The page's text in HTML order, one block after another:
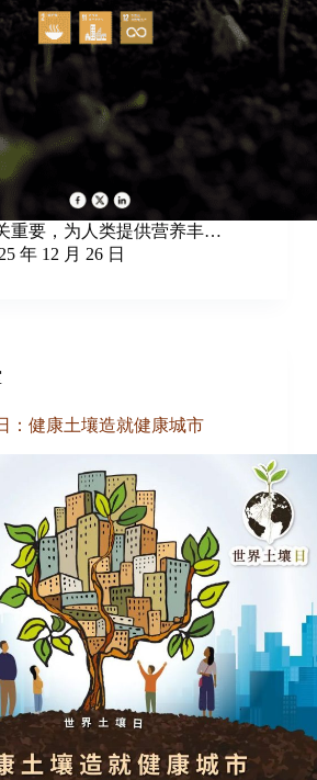
重要，为人类提供营养丰…
年 12 月 26 日
：健康土壤造就健康城市